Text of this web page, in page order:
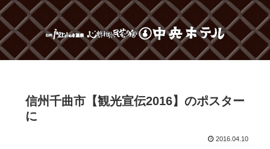
信州千曲市【観光宣伝2016】のポスター
に
2016.04.10